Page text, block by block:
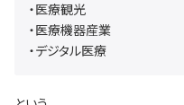
・医療観光
・医療機器産業
・デジタル医療